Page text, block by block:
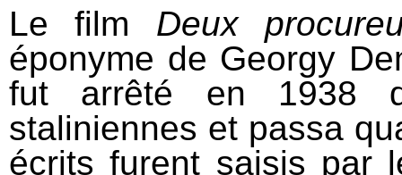
Le film Deux
éponyme de Georgy
fut arrêté en 1938
staliniennes et passa
écrits furent saisis par